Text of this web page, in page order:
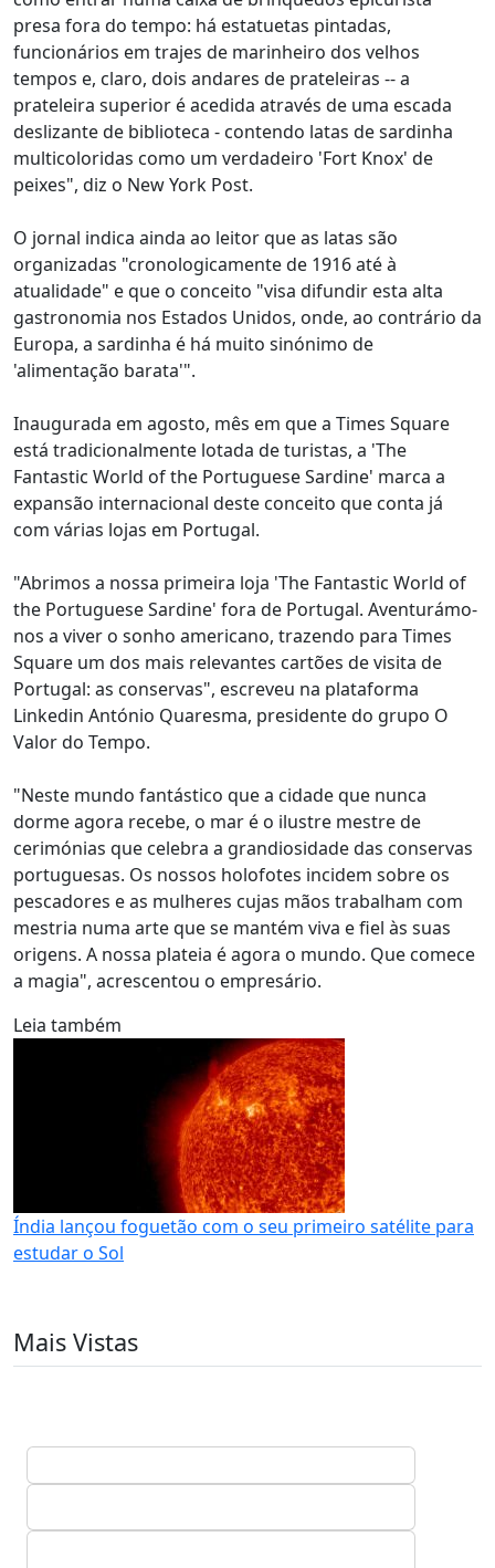
presa fora do tempo: há estatuetas pintadas,
funcionários em trajes de marinheiro dos velhos
tempos e, claro, dois andares de prateleiras -- a
prateleira superior é acedida através de uma escada
deslizante de biblioteca - contendo latas de sardinha
multicoloridas como um verdadeiro 'Fort Knox' de
peixes", diz o New York Post.
O jornal indica ainda ao leitor que as latas são
organizadas "cronologicamente de 1916 até à
atualidade" e que o conceito "visa difundir esta alta
gastronomia nos Estados Unidos, onde, ao contrário da
Europa, a sardinha é há muito sinónimo de
'alimentação barata'".
Inaugurada em agosto, mês em que a Times Square
está tradicionalmente lotada de turistas, a 'The
Fantastic World of the Portuguese Sardine' marca a
expansão internacional deste conceito que conta já
com várias lojas em Portugal.
"Abrimos a nossa primeira loja 'The Fantastic World of
the Portuguese Sardine' fora de Portugal. Aventurámo-
nos a viver o sonho americano, trazendo para Times
Square um dos mais relevantes cartões de visita de
Portugal: as conservas", escreveu na plataforma
Linkedin António Quaresma, presidente do grupo O
Valor do Tempo.
"Neste mundo fantástico que a cidade que nunca
dorme agora recebe, o mar é o ilustre mestre de
cerimónias que celebra a grandiosidade das conservas
portuguesas. Os nossos holofotes incidem sobre os
pescadores e as mulheres cujas mãos trabalham com
mestria numa arte que se mantém viva e fiel às suas
origens. A nossa plateia é agora o mundo. Que comece
a magia", acrescentou o empresário.
Leia também
Índia lançou foguetão com o seu primeiro satélite para
estudar o Sol
Mais Vistas